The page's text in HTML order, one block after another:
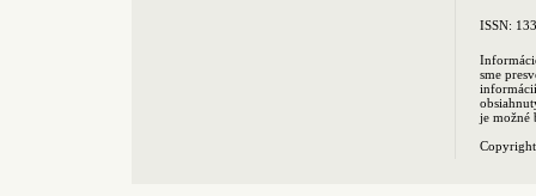
ISSN:
sme
je možné